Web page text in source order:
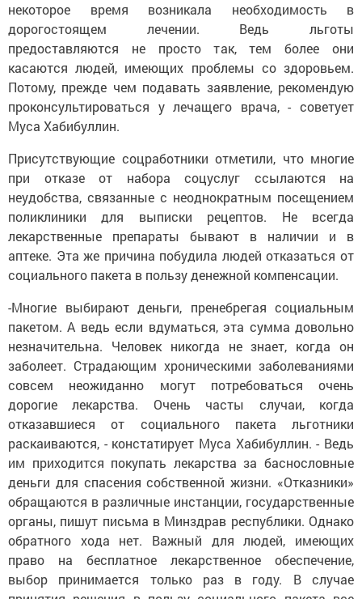
некоторое время возникала необходимость в
дорогостоящем лечении. Ведь льготы
предоставляются не просто так, тем более они
касаются людей, имеющих проблемы со здоровьем.
Потому, прежде чем подавать заявление, рекомендую
проконсультироваться у лечащего врача, - советует
Муса Хабибуллин.
Присутствующие соцработники отметили, что многие
при отказе от набора соцуслуг ссылаются на
неудобства, связанные с неоднократным посещением
поликлиники для выписки рецептов. Не всегда
лекарственные препараты бывают в наличии и в
аптеке. Эта же причина побудила людей отказаться от
социального пакета в пользу денежной компенсации.
-Многие выбирают деньги, пренебрегая социальным
пакетом. А ведь если вдуматься, эта сумма довольно
незначительна. Человек никогда не знает, когда он
заболеет. Страдающим хроническими заболеваниями
совсем неожиданно могут потребоваться очень
дорогие лекарства. Очень часты случаи, когда
отказавшиеся от социального пакета льготники
раскаиваются, - констатирует Муса Хабибуллин. - Ведь
им приходится покупать лекарства за баснословные
деньги для спасения собственной жизни. «Отказники»
обращаются в различные инстанции, государственные
органы, пишут письма в Минздрав республики. Однако
обратного хода нет. Важный для людей, имеющих
право на бесплатное лекарственное обеспечение,
выбор принимается только раз в году. В случае